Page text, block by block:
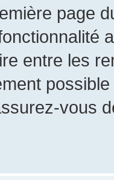
page
entre les
vous